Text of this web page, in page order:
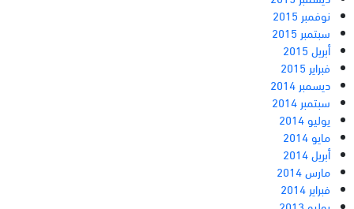
نوفمبر 2015
سبتمبر 2015
أبريل 2015
فبراير 2015
ديسمبر 2014
سبتمبر 2014
يوليو 2014
مايو 2014
أبريل 2014
مارس 2014
فبراير 2014